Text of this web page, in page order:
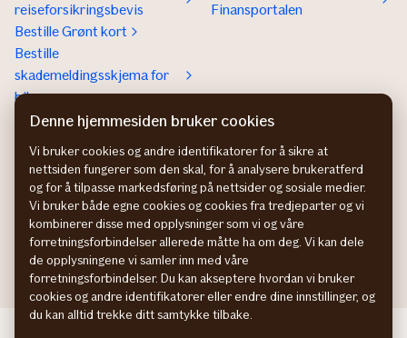
reiseforsikringsbevis
Bestille Grønt kort
Bestille
skademeldingsskjema for
bil
Finansportalen
Om If
Om If
Bærekraft og klima
Jobb hos oss
Presse
Kontakt If
Kundeservice
Betaling og faktura
Hvis du ikke er fornøyd
Presse
Bedrift
Denne hjemmesiden bruker cookies
Vi bruker cookies og andre identifikatorer for å sikre at
nettsiden fungerer som den skal, for å analysere brukeratferd
og for å tilpasse markedsføring på nettsider og sosiale medier.
Vi bruker både egne cookies og cookies fra tredjeparter og vi
kombinerer disse med opplysninger som vi og våre
forretningsforbindelser allerede måtte ha om deg. Vi kan dele
de opplysningene vi samler inn med våre
forretningsforbindelser. Du kan akseptere hvordan vi bruker
cookies og andre identifikatorer eller endre dine innstillinger, og
du kan alltid trekke ditt samtykke tilbake.